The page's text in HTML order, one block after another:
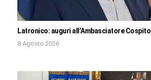
Latronico: auguri all’Ambasciatore Cospito
8 Agosto 2026